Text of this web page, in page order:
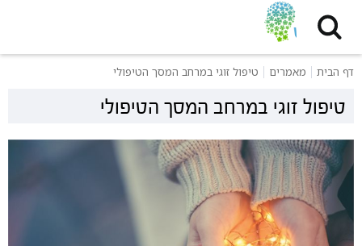
דף הבית מאמרים טיפול זוגי במרחב המסך הטיפולי
טיפול זוגי במרחב המסך הטיפולי